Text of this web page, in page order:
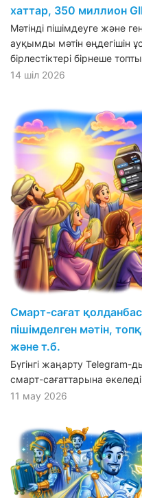
хаттар, 350 миллион
Мәтінді пішімдеуге және
ауқымды мәтін өңдегішін
бірлестіктері бірнеше
14 шіл 2026
Смарт-сағат
пішімделген мәтін,
және т.б.
Бүгінгі жаңарту Telegram-
смарт-сағаттарына
11 мау 2026